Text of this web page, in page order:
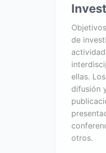
de
ellas.
difusión
otros.